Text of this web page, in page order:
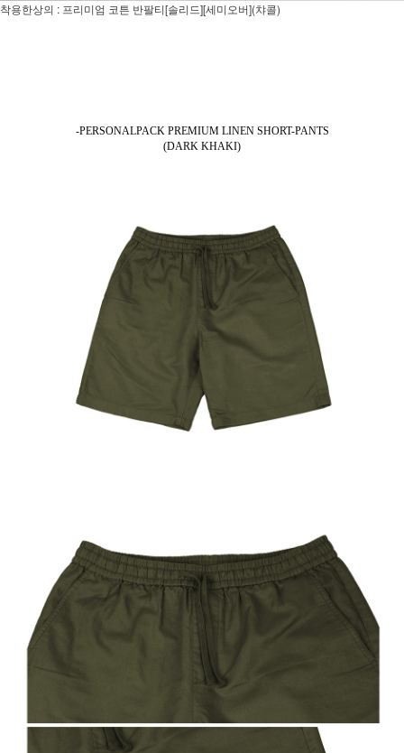
착용한상의 : 프리미엄 코튼 반팔티[솔리드][세미오버](챠콜)
-PERSONALPACK PREMIUM LINEN SHORT-PANTS
(DARK KHAKI)